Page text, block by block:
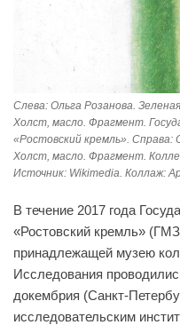
Слева: Ольга Розанова.
Холст, масло. Фрагмент.
«Ростовский кремль». Справа:
Холст, масло. Фрагмент.
Источник: Wikimedia. Коллаж:
В течение 2017 года
«Ростовский кремль»
принадлежащей музею
Исследования
докембрия (Санкт-
исследовательским